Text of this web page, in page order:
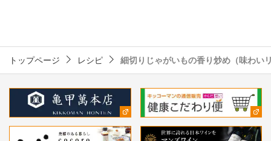
トップページ レシピ 細切りじゃがいもの香り炒め（味わい